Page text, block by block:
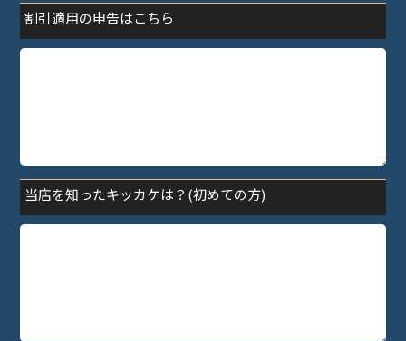
割引適用の申告はこちら
当店を知ったキッカケは？(初めての方)